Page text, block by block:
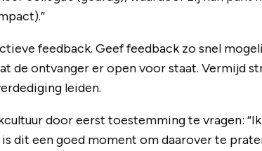
feedback. Geef feedback zo snel
de ontvanger er open voor staat. Vermijd
leiden.
door eerst toestemming te vragen:
dit een goed moment om daarover te